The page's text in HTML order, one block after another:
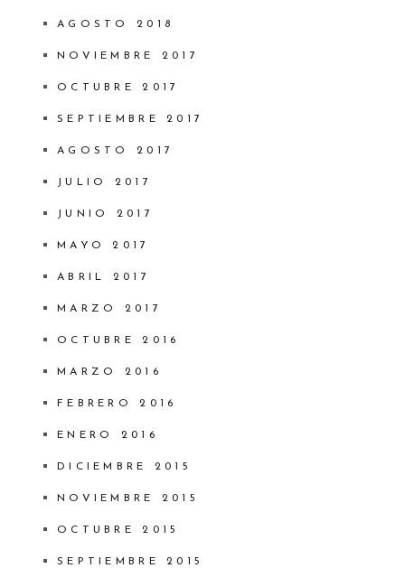
AGOSTO 2018
NOVIEMBRE 2017
OCTUBRE 2017
SEPTIEMBRE 2017
AGOSTO 2017
JULIO 2017
JUNIO 2017
MAYO 2017
ABRIL 2017
MARZO 2017
OCTUBRE 2016
MARZO 2016
FEBRERO 2016
ENERO 2016
DICIEMBRE 2015
NOVIEMBRE 2015
OCTUBRE 2015
SEPTIEMBRE 2015